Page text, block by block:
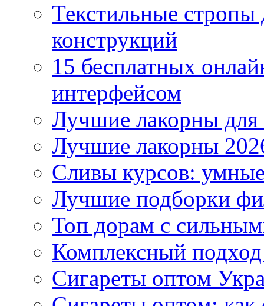
Текстильные
конструкций
15 бесплатных
интерфейсом
Лучшие лакорны для
Лучшие лакорны
Сливы курсов:
Лучшие подборки
Топ дорам с
Комплексный
Сигареты оптом